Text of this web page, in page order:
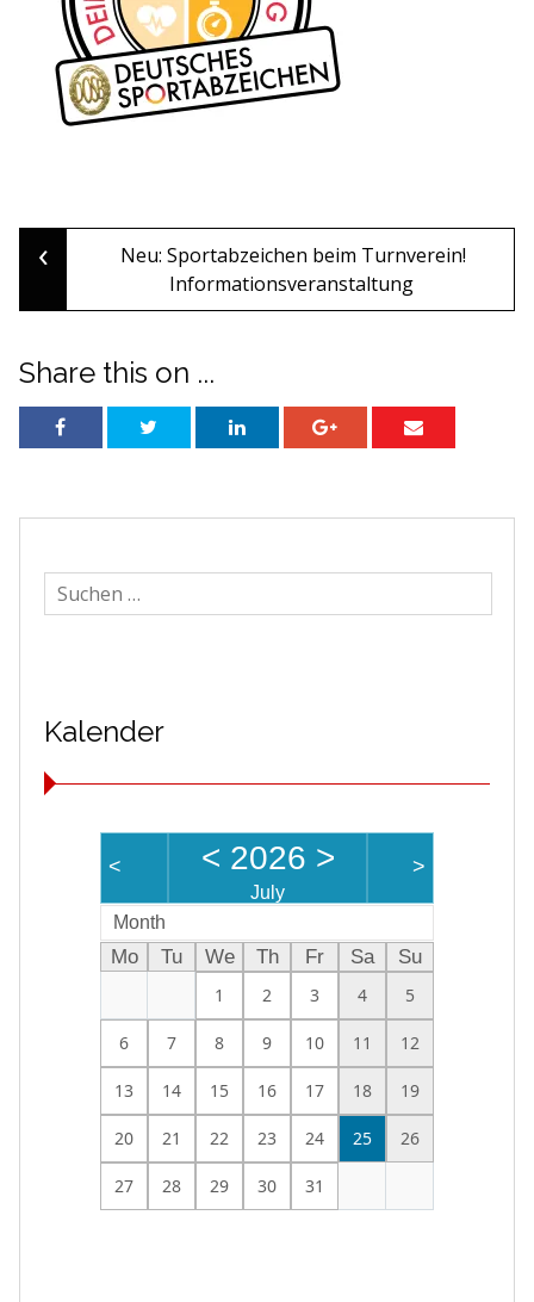
Post
‹
Neu: Sportabzeichen beim Turnverein!
Informationsveranstaltung
Share this on ...
Suchen
nach:
Kalender
< < 2026 >
July
>
Month
Mo Tu We Th Fr Sa
Su
1
2 3 4 5
6 7 8 9 10 11 12
13 14 15 16 17 18 19
20 21 22 23 24 25 26
27 28 29 30 31